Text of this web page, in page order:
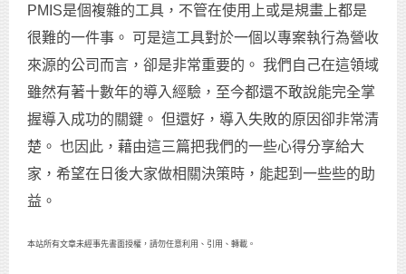
PMIS是個複雜的工具，不管在使用上或是規畫上都是
很難的一件事。 可是這工具對於一個以專案執行為營收
來源的公司而言，卻是非常重要的。 我們自己在這領域
雖然有著十數年的導入經驗，至今都還不敢說能完全掌
握導入成功的關鍵。 但還好，導入失敗的原因卻非常清
楚。 也因此，藉由這三篇把我們的一些心得分享給大
家，希望在日後大家做相關決策時，能起到一些些的助
益。
本站所有文章未經事先書面授權，請勿任意利用、引用、轉載。